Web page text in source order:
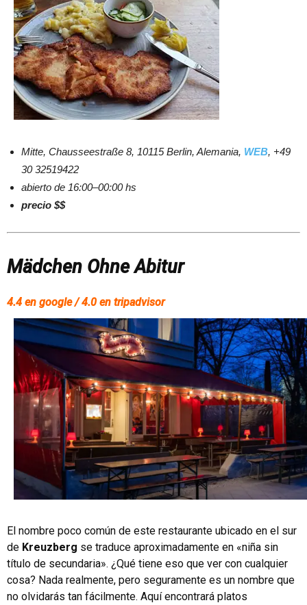
Mitte, Chausseestraße 8, 10115 Berlin, Alemania, WEB, +49
30 32519422
abierto de 16:00–00:00 hs
precio $$
Mädchen Ohne Abitur
4.4 en google / 4.0 en tripadvisor
El nombre poco común de este restaurante ubicado en el sur
de Kreuzberg se traduce aproximadamente en «niña sin
título de secundaria». ¿Qué tiene eso que ver con cualquier
cosa? Nada realmente, pero seguramente es un nombre que
no olvidarás tan fácilmente. Aquí encontrará platos